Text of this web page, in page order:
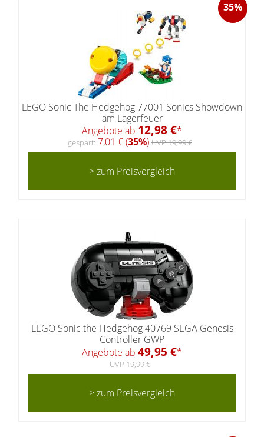
35%
LEGO Sonic The Hedgehog 77001 Sonics Showdown
am Lagerfeuer
Angebote ab 12,98 €*
gespart: 7,01 € (35%)UVP 19,99 €
> zum Preisvergleich
LEGO Sonic the Hedgehog 40769 SEGA Genesis
Controller GWP
Angebote ab 49,95 €*
UVP 19,99 €
> zum Preisvergleich